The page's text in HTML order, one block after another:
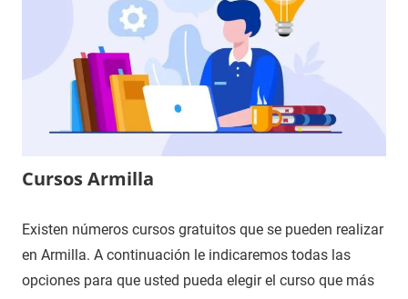
Cursos Armilla
Existen números cursos gratuitos que se pueden realizar
en Armilla. A continuación le indicaremos todas las
opciones para que usted pueda elegir el curso que más